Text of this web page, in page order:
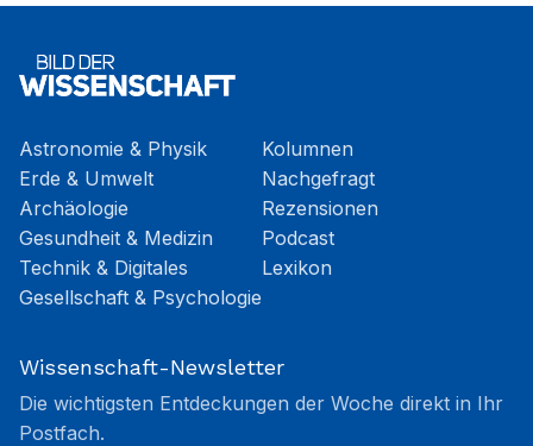
Astronomie & Physik
Erde & Umwelt
Archäologie
Gesundheit & Medizin
Technik & Digitales
Gesellschaft & Psychologie
Kolumnen
Nachgefragt
Rezensionen
Podcast
Lexikon
Wissenschaft-Newsletter
Die wichtigsten Entdeckungen der Woche direkt in Ihr
Postfach.